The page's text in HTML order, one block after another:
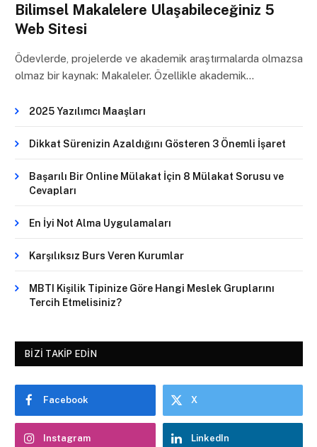
Bilimsel Makalelere Ulaşabileceğiniz 5
Web Sitesi
Ödevlerde, projelerde ve akademik araştırmalarda olmazsa
olmaz bir kaynak: Makaleler. Özellikle akademik…
2025 Yazılımcı Maaşları
Dikkat Sürenizin Azaldığını Gösteren 3 Önemli İşaret
Başarılı Bir Online Mülakat İçin 8 Mülakat Sorusu ve
Cevapları
En İyi Not Alma Uygulamaları
Karşılıksız Burs Veren Kurumlar
MBTI Kişilik Tipinize Göre Hangi Meslek Gruplarını
Tercih Etmelisiniz?
BIZI TAKIP EDIN
Facebook X
Instagram LinkedIn